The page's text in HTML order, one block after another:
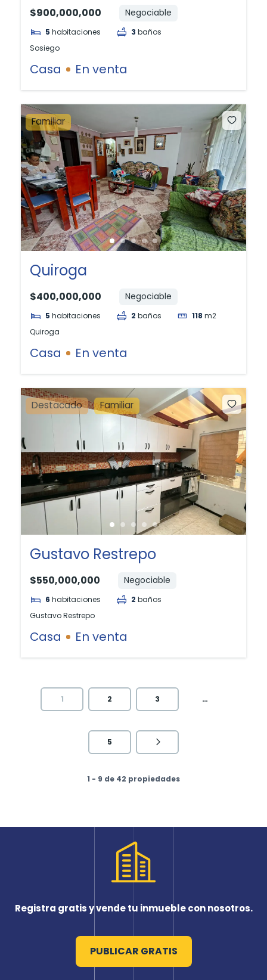
$900,000,000 Negociable
5 habitaciones 3 baños
Sosiego
Casa En venta
Familiar
Quiroga
$400,000,000 Negociable
5 habitaciones 2 baños 118 m2
Quiroga
Casa En venta
Destacado Familiar
Gustavo Restrepo
$550,000,000 Negociable
6 habitaciones 2 baños
Gustavo Restrepo
Casa En venta
1 2 3 …
5
1 - 9 de 42 propiedades
Registra gratis y vende tu inmueble con nosotros.
PUBLICAR GRATIS